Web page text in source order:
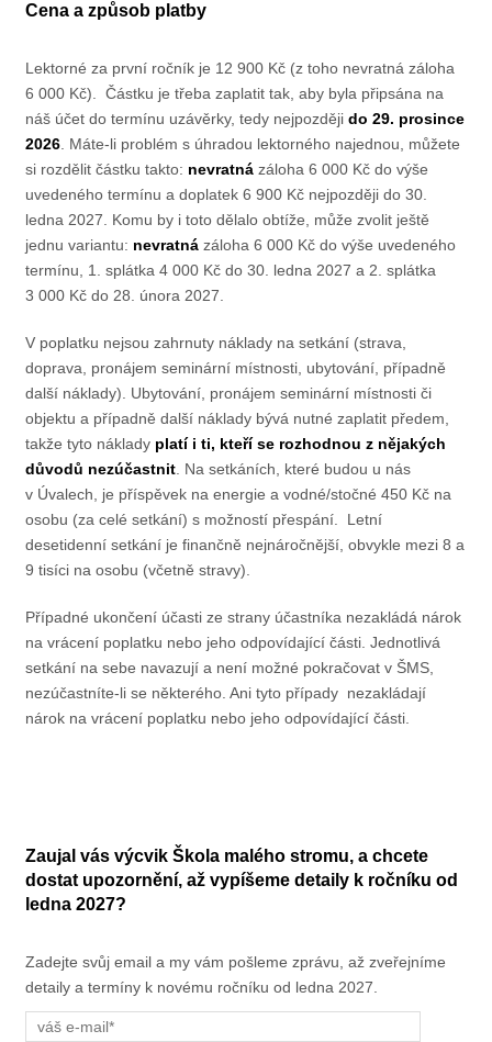
Cena a způsob platby
Lektorné za první ročník je 12 900 Kč (z toho nevratná záloha
6 000 Kč). Částku je třeba zaplatit tak, aby byla připsána na
náš účet do termínu uzávěrky, tedy nejpozději do 29. prosince
2026. Máte-li problém s úhradou lektorného najednou, můžete
si rozdělit částku takto: nevratnázáloha 6 000 Kč do výše
uvedeného termínu a doplatek 6 900 Kč nejpozději do 30.
ledna 2027. Komu by i toto dělalo obtíže, může zvolit ještě
jednu variantu: nevratnázáloha 6 000 Kč do výše uvedeného
termínu, 1. splátka 4 000 Kč do 30. ledna 2027 a 2. splátka
3 000 Kč do 28. února 2027.
V poplatku nejsou zahrnuty náklady na setkání (strava,
doprava, pronájem seminární místnosti, ubytování, případně
další náklady). Ubytování, pronájem seminární místnosti či
objektu a případně další náklady bývá nutné zaplatit předem,
takže tyto náklady platí i ti, kteří se rozhodnou z nějakých
důvodů nezúčastnit. Na setkáních, které budou u nás
v Úvalech, je příspěvek na energie a vodné/stočné 450 Kč na
osobu (za celé setkání) s možností přespání. Letní
desetidenní setkání je finančně nejnáročnější, obvykle mezi 8 a
9 tisíci na osobu (včetně stravy).
Případné ukončení účasti ze strany účastníka nezakládá nárok
na vrácení poplatku nebo jeho odpovídající části. Jednotlivá
setkání na sebe navazují a není možné pokračovat v ŠMS,
nezúčastníte-li se některého. Ani tyto případy nezakládají
nárok na vrácení poplatku nebo jeho odpovídající části.
Zaujal vás výcvik Škola malého stromu, a chcete
dostat upozornění, až vypíšeme detaily k ročníku od
ledna 2027?
Zadejte svůj email a my vám pošleme zprávu, až zveřejníme
detaily a termíny k novému ročníku od ledna 2027.